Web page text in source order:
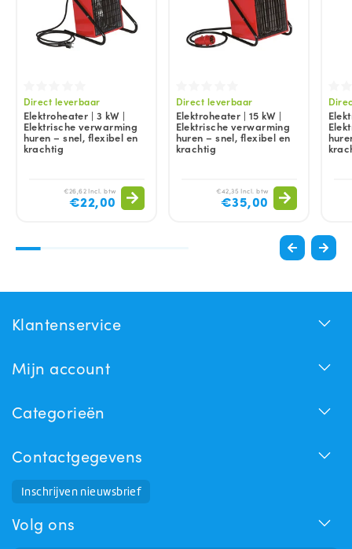
Direct leverbaar
Elektroheater | 3 kW |
Elektrische verwarming
huren – snel, flexibel en
krachtig
€26,62 Incl. btw
€22,00
Direct leverbaar
Elektroheater | 15 kW |
Elektrische verwarming
huren – snel, flexibel en
krachtig
€42,35 Incl. btw
€35,00
Klantenservice
Mijn account
Categorieën
Contactgegevens
Inschrijven nieuwsbrief
Volg ons